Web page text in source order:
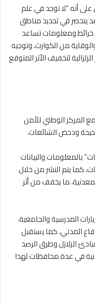
على أنه “لا توجد في علم
ينحصر في تحديد مناطق
خرائط ومعلومات تساعد
من الكوارث، وتوجيه
لتخفيف الأثر المتوقع
المركز الوطني للأمن
ودحض الشائعات.
بالمعلومات والبيانات
كما يتم النشر من خلال
ما يخفف من أثر
المدرسية والجامعية،
المدني، كما يستقبل
الزلازل وطرق الرصد
في عدة محافظات لهذا